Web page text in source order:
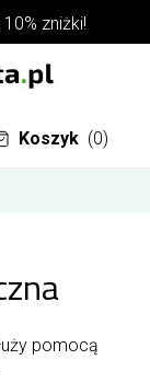
zniżki!
Koszyk (0)
pomocą